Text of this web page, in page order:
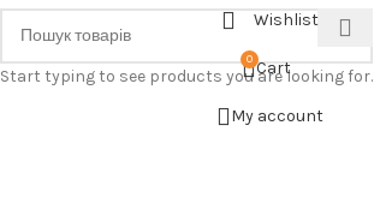
Start typing to see products you are looking for.
Wishlist
0 Cart
My account